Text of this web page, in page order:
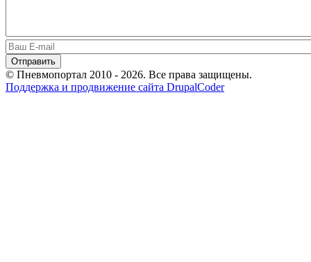
© Пневмопортал 2010 - 2026. Все права защищены.
Поддержка и продвижение сайта DrupalCoder